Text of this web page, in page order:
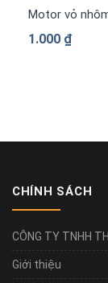
Motor vỏ
1.000 ₫
CHÍNH SÁCH
CÔNG TY TNHH
Giới thiệu